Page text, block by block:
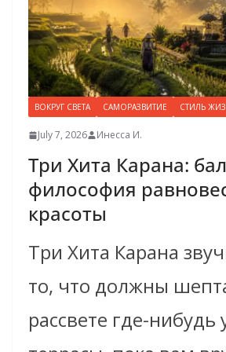
ВОКРУГ СВЕТА САМОРАЗВИТИЕ СТИЛЬ
July 7, 2026 Инесса И.
Три Хита Карана:
философия
красоты
Три Хита Карана
то, что должны
рассвете где-нибудь